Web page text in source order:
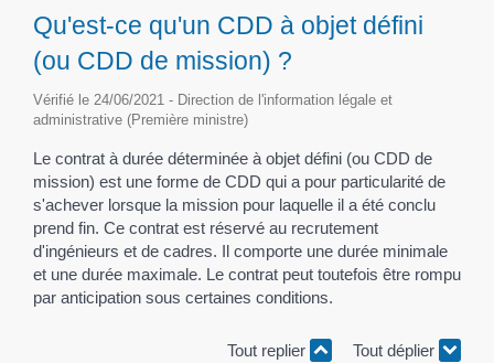
Qu'est-ce qu'un CDD à objet défini
(ou CDD de mission) ?
Vérifié le 24/06/2021 - Direction de l'information légale et
administrative (Première ministre)
Le contrat à durée déterminée à objet défini (ou CDD de
mission) est une forme de CDD qui a pour particularité de
s'achever lorsque la mission pour laquelle il a été conclu
prend fin. Ce contrat est réservé au recrutement
d'ingénieurs et de cadres. Il comporte une durée minimale
et une durée maximale. Le contrat peut toutefois être rompu
par anticipation sous certaines conditions.
Tout replier Tout déplier